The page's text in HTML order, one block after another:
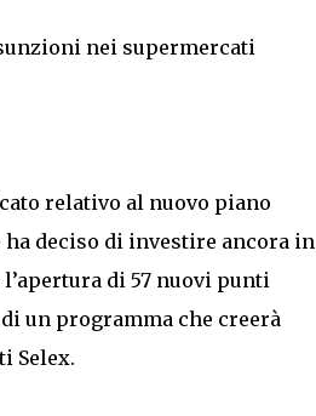
nei supermercati
relativo al nuovo piano
ha deciso di investire ancora in
di 57 nuovi punti
un programma che creerà
Selex.